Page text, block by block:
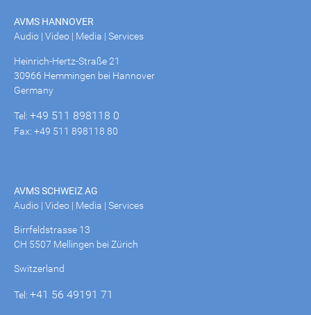
AVMS HANNOVER
Audio | Video | Media | Services
Heinrich-Hertz-Straße 21
30966 Hemmingen bei Hannover
Germany
Tel: +49 511 898118 0
Fax: +49 511 898118 80
AVMS SCHWEIZ AG
Audio | Video | Media | Services
Birrfeldstrasse 13
CH 5507 Mellingen bei Zürich
Switzerland
Tel: +41 56 49191 71